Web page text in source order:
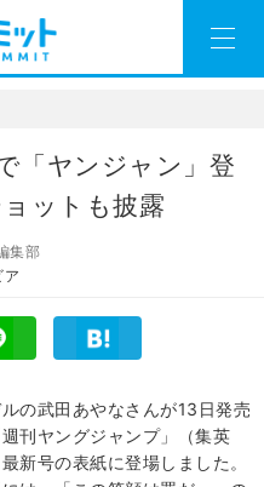
「ヤンジャン」登
ットも披露
集部
ア
の武田あやなさんが13日発売
刊ヤングジャンプ」（集英
新号の表紙に登場しました。